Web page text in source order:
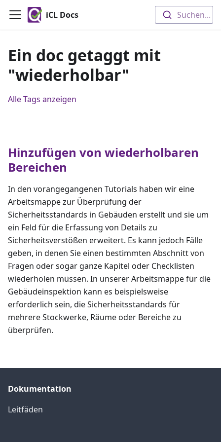
iCL Docs Suchen...
Ein doc getaggt mit
"wiederholbar"
Alle Tags anzeigen
Hinzufügen von wiederholbaren
Bereichen
In den vorangegangenen Tutorials haben wir eine
Arbeitsmappe zur Überprüfung der
Sicherheitsstandards in Gebäuden erstellt und sie um
ein Feld für die Erfassung von Details zu
Sicherheitsverstößen erweitert. Es kann jedoch Fälle
geben, in denen Sie einen bestimmten Abschnitt von
Fragen oder sogar ganze Kapitel oder Checklisten
wiederholen müssen. In unserer Arbeitsmappe für die
Gebäudeinspektion kann es beispielsweise
erforderlich sein, die Sicherheitsstandards für
mehrere Stockwerke, Räume oder Bereiche zu
überprüfen.
Dokumentation
Leitfäden